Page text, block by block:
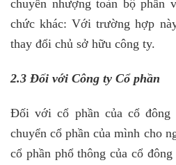
chuyển nhượng toàn bộ phần
chức khác: Với trường hợp
thay đổi chủ sở hữu công ty.
2.3 Đối với Công ty Cổ phần
Đối với cổ phần của cổ
chuyển cổ phần của mình cho
cổ phần phổ thông của cổ